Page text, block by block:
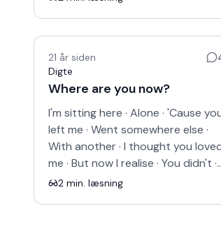
21 år siden
Digte
Where are you now?
I'm sitting here · Alone · 'Cause
left me · Went somewhere else ·
With another · I thought you
me · But now I realise · You didn't ·
Not even the first day · The day
2 min. læsning